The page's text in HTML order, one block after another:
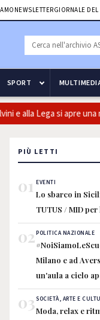
NEWSLETTERGIORNALE
SPORT
alla Lega si apre una
PIÙ LETTI
01 EVENTI
Lo sbarco in
TUTUS / MID
02POLITICA NAZIONALE
Milano e ad
un'aula a cielo
03SOCIETÀ, ARTE E
Moda, relax e